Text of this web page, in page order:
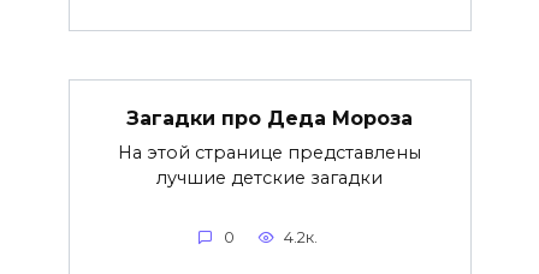
Загадки про Деда Мороза
На этой странице представлены
лучшие детские загадки
0 4.2к.